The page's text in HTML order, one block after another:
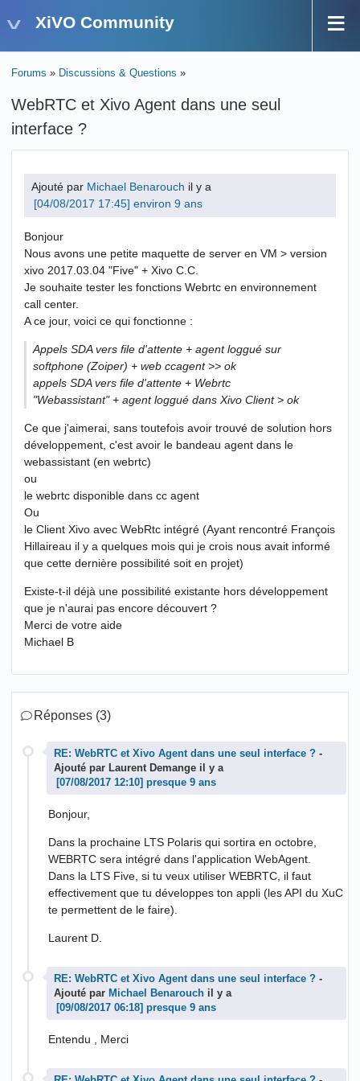
XiVO Community
Forums » Discussions & Questions »
WebRTC et Xivo Agent dans une seul
interface ?
Ajouté par Michael Benarouch il y a
environ 9 ans
Bonjour
Nous avons une petite maquette de server en VM > version
xivo 2017.03.04 "Five" + Xivo C.C.
Je souhaite tester les fonctions Webrtc en environnement
call center.
A ce jour, voici ce qui fonctionne :
Appels SDA vers file d'attente + agent loggué sur
softphone (Zoiper) + web ccagent >> ok
appels SDA vers file d'attente + Webrtc
"Webassistant" + agent loggué dans Xivo Client > ok
Ce que j'aimerai, sans toutefois avoir trouvé de solution hors
développement, c'est avoir le bandeau agent dans le
webassistant (en webrtc)
ou
le webrtc disponible dans cc agent
Ou
le Client Xivo avec WebRtc intégré (Ayant rencontré François
Hillaireau il y a quelques mois qui je crois nous avait informé
que cette dernière possibilité soit en projet)
Existe-t-il déjà une possibilité existante hors développement
que je n'aurai pas encore découvert ?
Merci de votre aide
Michael B
Réponses (3)
RE: WebRTC et Xivo Agent dans une seul interface ? -
Ajouté par Laurent Demange il y a
presque 9 ans
Bonjour,
Dans la prochaine LTS Polaris qui sortira en octobre,
WEBRTC sera intégré dans l'application WebAgent.
Dans la LTS Five, si tu veux utiliser WEBRTC, il faut
effectivement que tu développes ton appli (les API du XuC
te permettent de le faire).
Laurent D.
RE: WebRTC et Xivo Agent dans une seul interface ? -
Ajouté par Michael Benarouch il y a
presque 9 ans
Entendu , Merci